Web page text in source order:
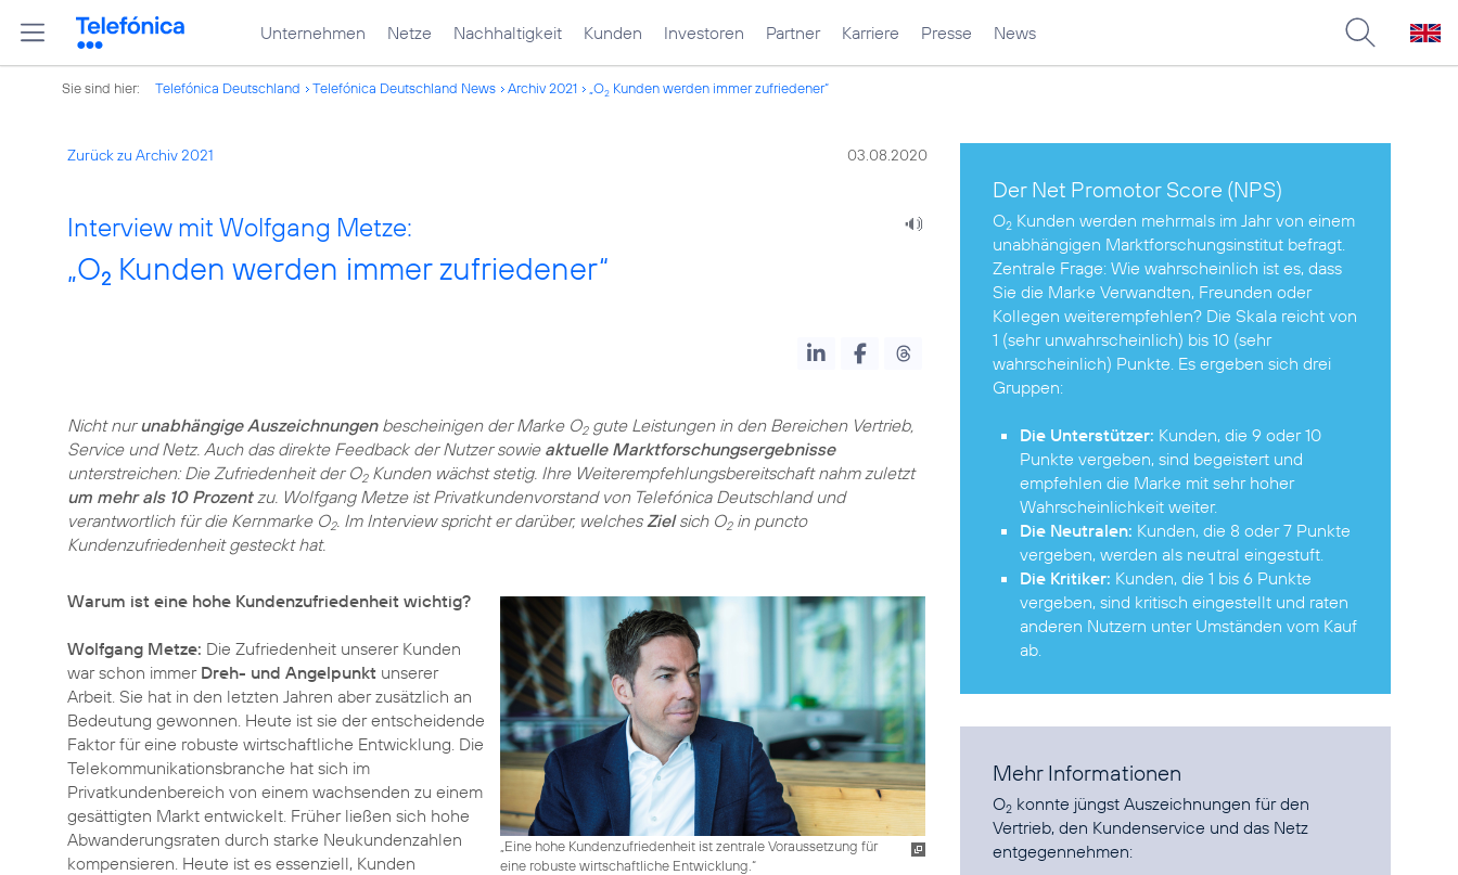
Unternehmen Netze Nachhaltigkeit Kunden Investoren Partner Karriere Presse News
Sie sind hier: Telefónica Deutschland Telefónica Deutschland News Archiv 2021 „O2 Kunden werden immer zufriedener“
Zurück zu Archiv 2021 03.08.2020
Interview mit Wolfgang Metze:
„O2 Kunden werden immer zufriedener“
Nicht nurunabhängige Auszeichnungenbescheinigen der Marke O2gute Leistungen in den Bereichen Vertrieb,
Service und Netz. Auch das direkte Feedback der Nutzer sowie aktuelle Marktforschungsergebnisse
unterstreichen: Die Zufriedenheit der O2Kunden wächst stetig. Ihre Weiterempfehlungsbereitschaft nahm zuletzt
um mehr als 10 Prozentzu. Wolfgang Metze ist Privatkundenvorstand von Telefónica Deutschland und
verantwortlich für die Kernmarke O2. Im Interview spricht er darüber, welchesZielsich O2in puncto
Kundenzufriedenheit gesteckt hat.
„Eine hohe Kundenzufriedenheit ist zentrale Voraussetzung für
eine robuste wirtschaftliche Entwicklung.“
Warum ist eine hohe Kundenzufriedenheit wichtig?
Wolfgang Metze: Die Zufriedenheit unserer Kunden
war schon immer Dreh- und Angelpunkt unserer
Arbeit. Sie hat in den letzten Jahren aber zusätzlich an
Bedeutung gewonnen. Heute ist sie der entscheidende
Faktor für eine robuste wirtschaftliche Entwicklung. Die
Telekommunikationsbranche hat sich im
Privatkundenbereich von einem wachsenden zu einem
gesättigten Markt entwickelt. Früher ließen sich hohe
Abwanderungsraten durch starke Neukundenzahlen
kompensieren. Heute ist es essenziell, Kunden
Der Net Promotor Score (NPS)
O2 Kunden werden mehrmals im Jahr von einem
unabhängigen Marktforschungsinstitut befragt.
Zentrale Frage: Wie wahrscheinlich ist es, dass
Sie die Marke Verwandten, Freunden oder
Kollegen weiterempfehlen? Die Skala reicht von
1 (sehr unwahrscheinlich) bis 10 (sehr
wahrscheinlich) Punkte. Es ergeben sich drei
Gruppen:
Die Unterstützer: Kunden, die 9 oder 10
Punkte vergeben, sind begeistert und
empfehlen die Marke mit sehr hoher
Wahrscheinlichkeit weiter.
Die Neutralen: Kunden, die 8 oder 7 Punkte
vergeben, werden als neutral eingestuft.
Die Kritiker: Kunden, die 1 bis 6 Punkte
vergeben, sind kritisch eingestellt und raten
anderen Nutzern unter Umständen vom Kauf
ab.
Mehr Informationen
O2 konnte jüngst Auszeichnungen für den
Vertrieb, den Kundenservice und das Netz
entgegennehmen: